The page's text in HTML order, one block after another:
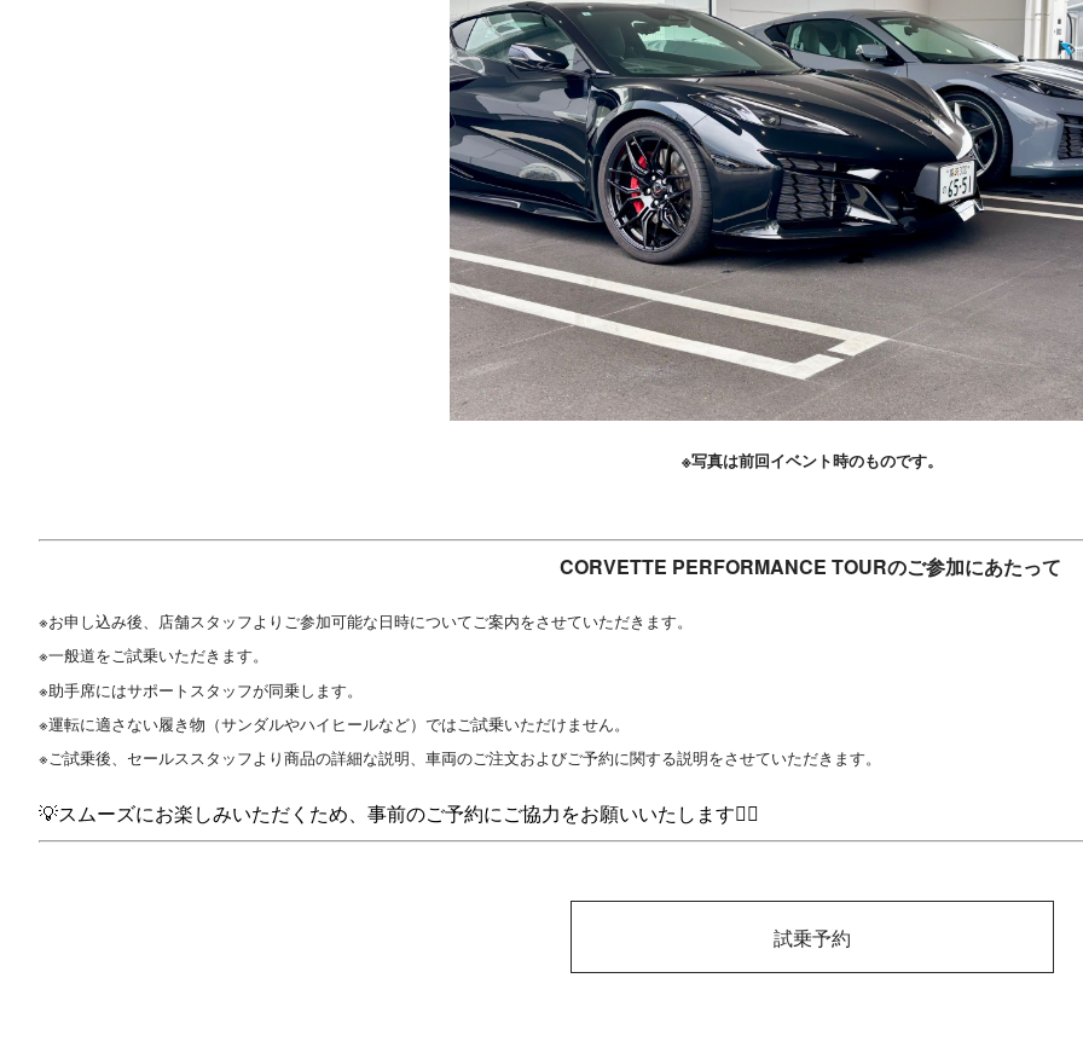
※写真は前回イベント時のものです。
CORVETTE PERFORMANCE TOURのご参加にあたって
※お申し込み後、店舗スタッフよりご参加可能な日時についてご案内をさせていただきます。
※一般道をご試乗いただきます。
※助手席にはサポートスタッフが同乗します。
※運転に適さない履き物（サンダルやハイヒールなど）ではご試乗いただけません。
※ご試乗後、セールススタッフより商品の詳細な説明、車両のご注文およびご予約に関する説明をさせていただきます。
💡スムーズにお楽しみいただくため、事前のご予約にご協力をお願いいたします🙇‍♀️
試乗予約